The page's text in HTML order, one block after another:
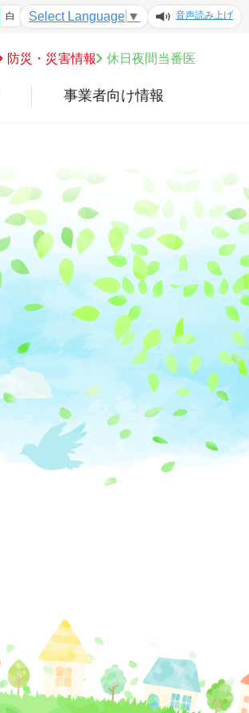
防災・災害情報 休日夜間当番医
事業者向け情報
白 Select Language ▼ 音声読み上げ